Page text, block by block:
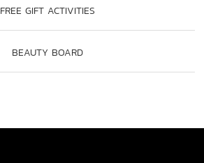
FREE GIFT ACTIVITIES
BEAUTY BOARD